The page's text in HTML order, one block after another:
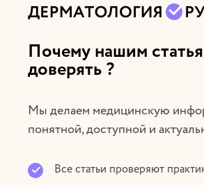
Почему нашим
доверять ?
Мы делаем медицинскую
понятной, доступной и
Все статьи проверяют